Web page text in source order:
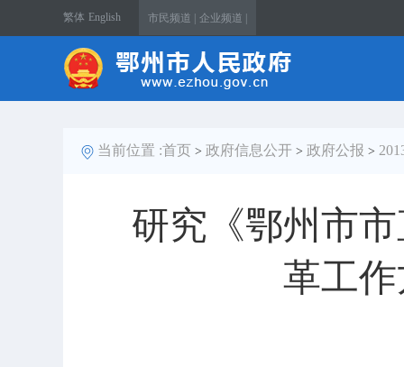
繁体 English 市民频道 | 企业频道 |
当前位置 :首页 > 政府信息公开 > 政府公报 >
研究《鄂州市
革工